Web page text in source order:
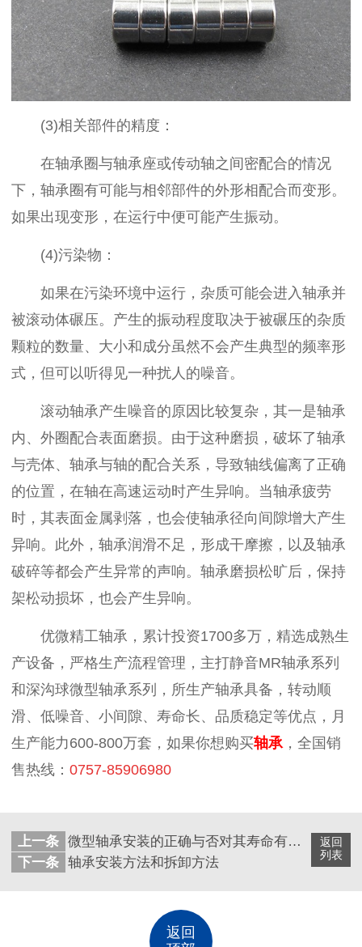
(3)相关部件的精度：
在轴承圈与轴承座或传动轴之间密配合的情况
下，轴承圈有可能与相邻部件的外形相配合而变形。
如果出现变形，在运行中便可能产生振动。
(4)污染物：
如果在污染环境中运行，杂质可能会进入轴承并
被滚动体碾压。产生的振动程度取决于被碾压的杂质
颗粒的数量、大小和成分虽然不会产生典型的频率形
式，但可以听得见一种扰人的噪音。
滚动轴承产生噪音的原因比较复杂，其一是轴承
内、外圈配合表面磨损。由于这种磨损，破坏了轴承
与壳体、轴承与轴的配合关系，导致轴线偏离了正确
的位置，在轴在高速运动时产生异响。当轴承疲劳
时，其表面金属剥落，也会使轴承径向间隙增大产生
异响。此外，轴承润滑不足，形成干摩擦，以及轴承
破碎等都会产生异常的声响。轴承磨损松旷后，保持
架松动损坏，也会产生异响。
优微精工轴承，累计投资1700多万，精选成熟生
产设备，严格生产流程管理，主打静音MR轴承系列
和深沟球微型轴承系列，所生产轴承具备，转动顺
滑、低噪音、小间隙、寿命长、品质稳定等优点，月
生产能力600-800万套，如果你想购买轴承 ，全国销
售热线： 0757-85906980
返回
列表
上一条 微型轴承安装的正确与否对其寿命有着直接的影响
下一条 轴承安装方法和拆卸方法
返回